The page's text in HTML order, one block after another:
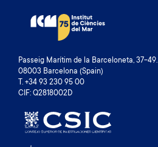
Passeig Marítim de la Barceloneta, 37-49.
08003 Barcelona (Spain)
T. +34 93 230 95 00
CIF: Q2818002D